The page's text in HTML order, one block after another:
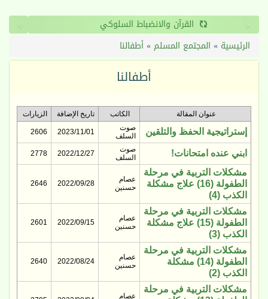
القرآن والانضباط السلوكي ‹
›
الرئيسية » المجتمع المسلم »أطفالنا
أطفالنا
عنوان المقالة الكاتب تاريخ الإضافة الزيارات
إستراتيجية الحفظ والتلقين
صوت
السلف
2023/11/01
2606
ابني عنده امتحانات!
صوت
السلف
2022/12/27
2778
مشكلات التربية في مرحلة
الطفولة (16) علاج مشكلة
الكذب (4)
عصام
حسنين
2022/09/28
2646
مشكلات التربية في مرحلة
الطفولة (15) علاج مشكلة
الكذب (3)
عصام
حسنين
2022/09/15
2601
مشكلات التربية في مرحلة
الطفولة (14) مشكلة
الكذب (2)
عصام
حسنين
2022/08/24
2640
مشكلات التربية في مرحلة
عصام